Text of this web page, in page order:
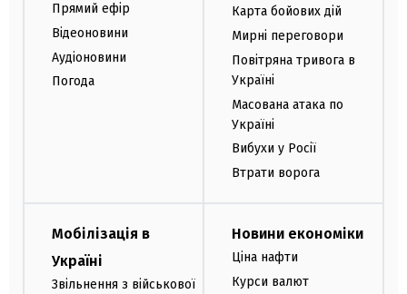
Прямий ефір
Відеоновини
Аудіоновини
Погода
Карта бойових дій
Мирні переговори
Повітряна тривога в
Україні
Масована атака по
Україні
Вибухи у Росії
Втрати ворога
Мобілізація в
Україні
Звільнення з військової
Новини економіки
Ціна нафти
Курси валют